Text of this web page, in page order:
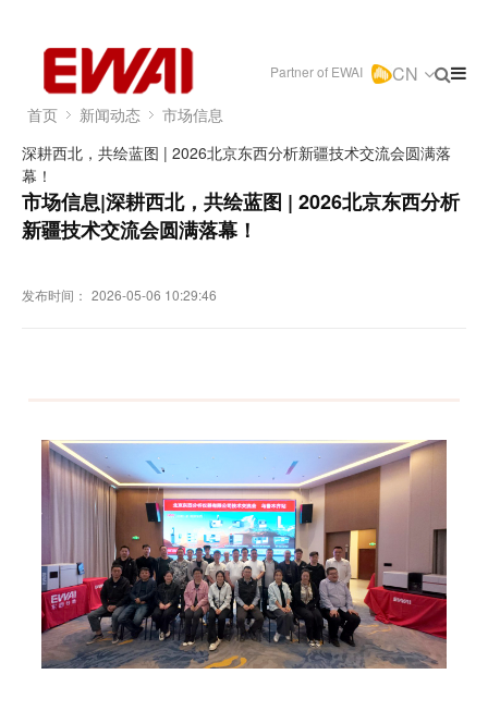
Partner of EWAI CN
首页 新闻动态
市场信息
深耕西北，共绘蓝图 | 2026北京东西分析新疆技术交流会圆满落
幕！
市场信息|深耕西北，共绘蓝图 | 2026北京东西分析
新疆技术交流会圆满落幕！
发布时间： 2026-05-06 10:29:46